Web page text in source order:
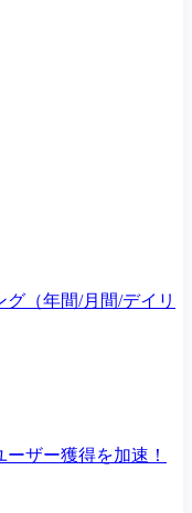
（年間/月間/デイリ
ザー獲得を加速！